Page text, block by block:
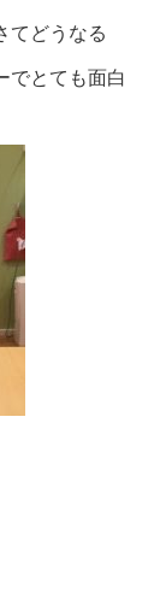
てどうなる
でとても面白